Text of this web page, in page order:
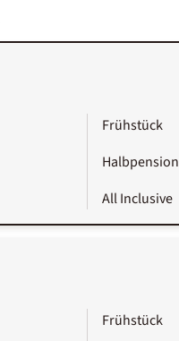
Frühstück
Halbpension
All Inclusive
Frühstück